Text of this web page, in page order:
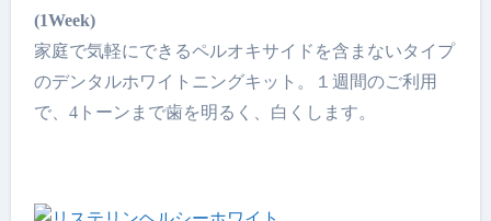
(1Week)
家庭で気軽にできるペルオキサイドを含まないタイプ
のデンタルホワイトニングキット。１週間のご利用
で、4トーンまで歯を明るく、白くします。